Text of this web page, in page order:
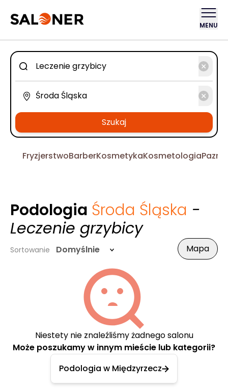
MENU
Szukaj
FryzjerstwoBarberKosmetykaKosmetologia
Podologia Środa Śląska -
Leczenie grzybicy
Sortowanie Domyślnie Mapa
Niestety nie znaleźliśmy żadnego salonu
Może poszukamy w innym mieście lub kategorii?
Podologia w Międzyrzecz